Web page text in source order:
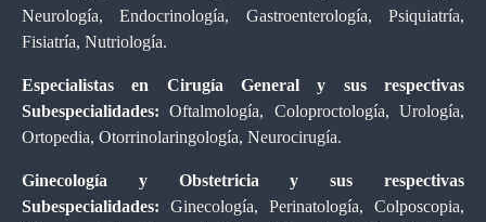
Neurología, Endocrinología, Gastroenterología, Psiquiatría,
Fisiatría, Nutriología.
Especialistas en Cirugía General y sus respectivas
Subespecialidades: Oftalmología, Coloproctología, Urología,
Ortopedia, Otorrinolaringología, Neurocirugía.
Ginecología y Obstetricia y sus respectivas
Subespecialidades: Ginecología, Perinatología, Colposcopia,